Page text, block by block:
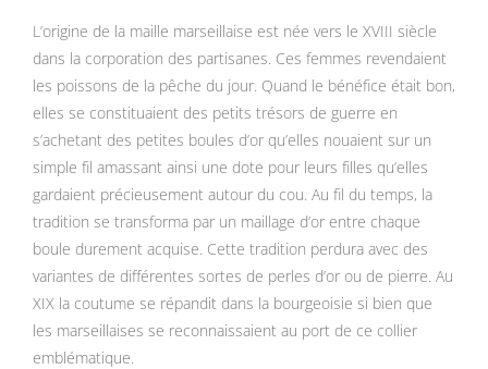
L’origine de la maille marseillaise est née vers le XVIII siècle
dans la corporation des partisanes. Ces femmes revendaient
les poissons de la pêche du jour. Quand le bénéfice était bon,
elles se constituaient des petits trésors de guerre en
s’achetant des petites boules d’or qu’elles nouaient sur un
simple fil amassant ainsi une dote pour leurs filles qu’elles
gardaient précieusement autour du cou. Au fil du temps, la
tradition se transforma par un maillage d’or entre chaque
boule durement acquise. Cette tradition perdura avec des
variantes de différentes sortes de perles d’or ou de pierre. Au
XIX la coutume se répandit dans la bourgeoisie si bien que
les marseillaises se reconnaissaient au port de ce collier
emblématique.